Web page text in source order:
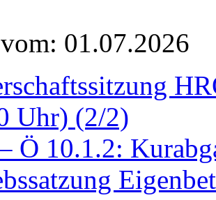
01.07.2026
Uhr) (2/2)
Ö 10.1.2: